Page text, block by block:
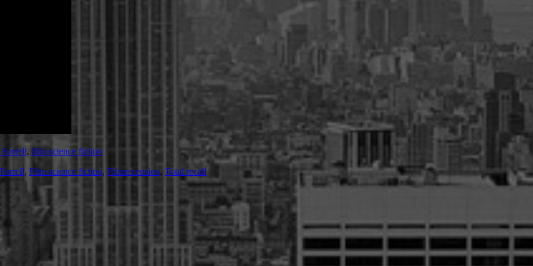
, film science fiction
, Film science fiction, Filmrecension, Total recall